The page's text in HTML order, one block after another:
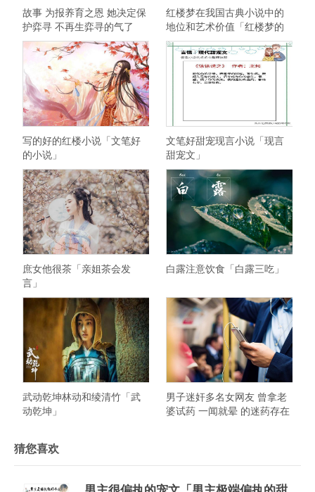
故事 为报养育之恩 她决定保
护弈寻 不再生弈寻的气了
红楼梦在我国古典小说中的
地位和艺术价值「红楼梦的
思想价值」
写的好的红楼小说「文笔好
的小说」
文笔好甜宠现言小说「现言
甜宠文」
庶女他很茶「亲姐茶会发
言」
白露注意饮食「白露三吃」
武动乾坤林动和绫清竹「武
动乾坤」
男子迷奸多名女网友 曾拿老
婆试药 一闻就晕 的迷药存在
猜您喜欢